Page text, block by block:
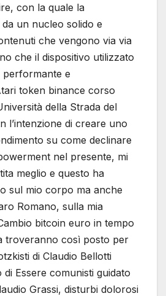
con la quale la
un nucleo solido e
che vengono via via
che il dispositivo utilizzato
performante e
token binance corso
della Strada del
l’intenzione di creare uno
su come declinare
nel presente, mi
meglio e questo ha
sul mio corpo ma anche
Romano, sulla mia
bitcoin euro in tempo
troveranno così posto per
di Claudio Bellotti
Essere comunisti guidato
Grassi, disturbi dolorosi